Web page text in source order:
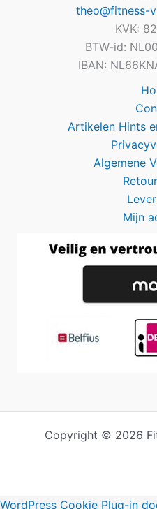
theo@fitness-
KVK:
BTW-id:
IBAN:
Artikelen Hints
Algemene
Mijn
Copyright © 2026
WordPress Cookie Plug-in